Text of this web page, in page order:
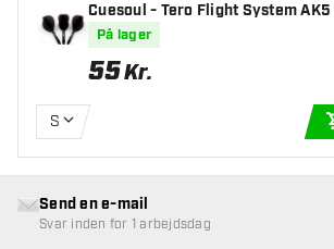
Cuesoul - Tero Flight System AK5
st Teardrop - Black
På lager
55Kr.
S
Send en e-mail
Svar inden for 1 arbejdsdag